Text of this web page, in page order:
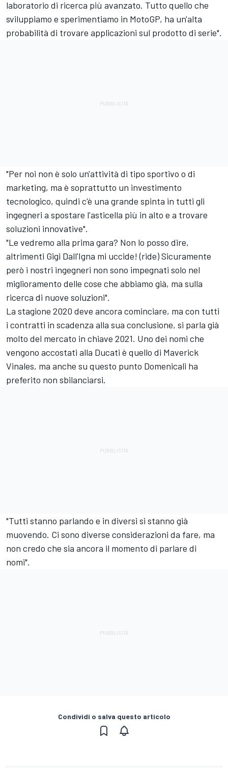
laboratorio di ricerca più avanzato. Tutto quello che
sviluppiamo e sperimentiamo in MotoGP, ha un'alta
probabilità di trovare applicazioni sul prodotto di serie".
"Per noi non è solo un'attività di tipo sportivo o di
marketing, ma è soprattutto un investimento
tecnologico, quindi c'è una grande spinta in tutti gli
ingegneri a spostare l'asticella più in alto e a trovare
soluzioni innovative".
"Le vedremo alla prima gara? Non lo posso dire,
altrimenti Gigi Dall'Igna mi uccide! (ride) Sicuramente
però i nostri ingegneri non sono impegnati solo nel
miglioramento delle cose che abbiamo già, ma sulla
ricerca di nuove soluzioni".
La stagione 2020 deve ancora cominciare, ma con tutti
i contratti in scadenza alla sua conclusione, si parla già
molto del mercato in chiave 2021. Uno dei nomi che
vengono accostati alla Ducati è quello di Maverick
Vinales, ma anche su questo punto Domenicali ha
preferito non sbilanciarsi.
"Tutti stanno parlando e in diversi si stanno già
muovendo. Ci sono diverse considerazioni da fare, ma
non credo che sia ancora il momento di parlare di
nomi".
Condividi o salva questo articolo